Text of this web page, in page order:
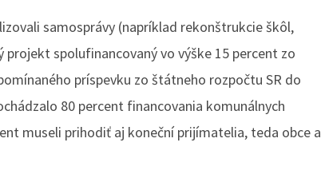
samosprávy (napríklad rekonštrukcie škôl,
spolufinancovaný vo výške 15 percent zo
príspevku zo štátneho rozpočtu SR do
80 percent financovania komunálnych
museli prihodiť aj koneční prijímatelia, teda obce a